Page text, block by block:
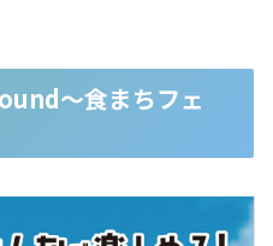
〜食まちフェ